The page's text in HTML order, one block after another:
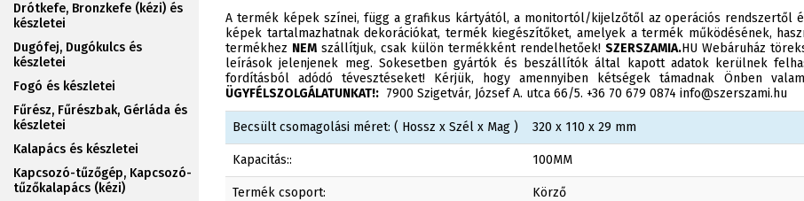
Drótkefe, Bronzkefe (kézi) és
készletei
Dugófej, Dugókulcs és
készletei
Fogó és készletei
Fűrész, Fűrészbak, Gérláda és
készletei
Kalapács és készletei
Kapcsozó-tűzőgép, Kapcsozó-
tűzőkalapács (kézi)
A termék képek színei, függ a grafikus kártyától, a monitortól/kijelzőtől az operációs rendszertől
képek tartalmazhatnak dekorációkat, termék kiegészítőket, amelyek a termék működésének,
termékhez NEM szállítjuk, csak külön termékként rendelhetőek! SZERSZAMIA.HU Webáruház
leírások jelenjenek meg. Sokesetben gyártók és beszállítók által kapott adatok kerülnek
fordításból adódó tévesztéseket! Kérjük, hogy amennyiben kétségek támadnak Önben
ÜGYFÉLSZOLGÁLATUNKAT!: 7900 Szigetvár, József A. utca 66/5. +36 70 679 0874 info@szerszami.hu
Becsült csomagolási méret: ( Hossz x Szél x Mag ) 320 x 110 x 29 mm
Kapacitás:: 100MM
Termék csoport: Körző